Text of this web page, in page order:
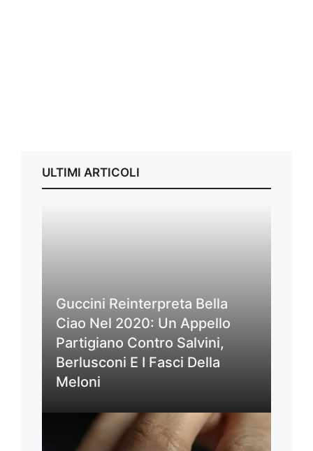
ULTIMI ARTICOLI
Guccini Reinterpreta Bella
Ciao Nel 2020: Un Appello
Partigiano Contro Salvini,
Berlusconi E I Fasci Della
Meloni